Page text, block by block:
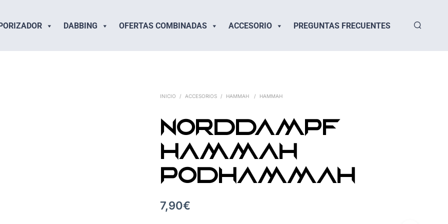
DABBING OFERTAS COMBINADAS ACCESORIO PREGUNTAS FRECUENTES
INICIO / ACCESORIOS / HAMMAH / HAMMAH
Norddampf
HAMMAH
PodHAMMAH
7,90€